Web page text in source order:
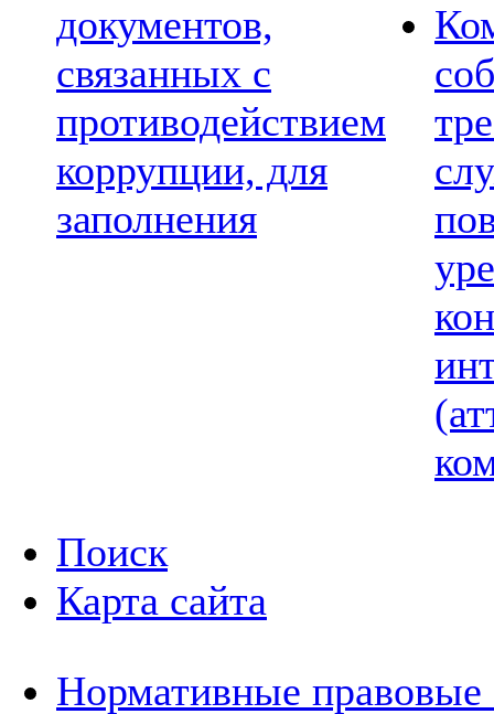
документов,
связанных с
противодействием
коррупции, для
заполнения
Поиск
Карта сайта
Нормативные правовые